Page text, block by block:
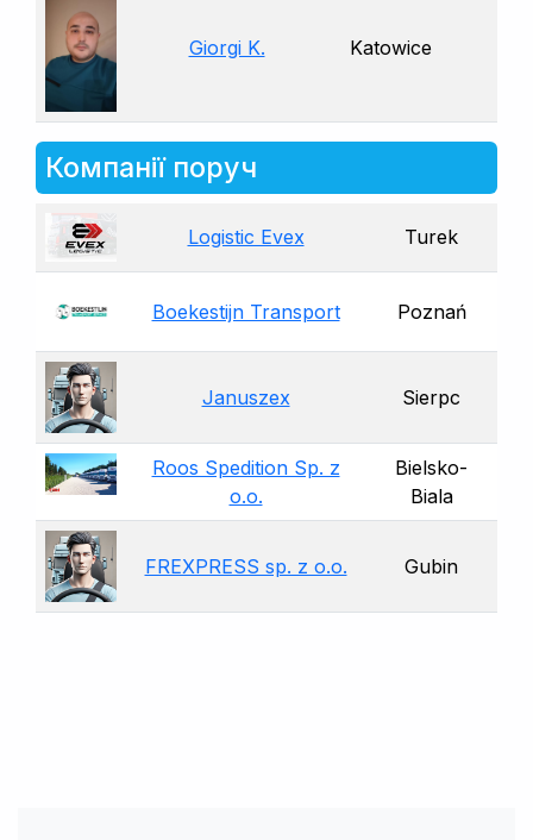
Giorgi K. Katowice
Компанії поруч
Logistic Evex Turek
Boekestijn Transport Poznań
Januszex Sierpc
Roos Spedition Sp. z
o.o.
Bielsko-
Biala
FREXPRESS sp. z o.o. Gubin